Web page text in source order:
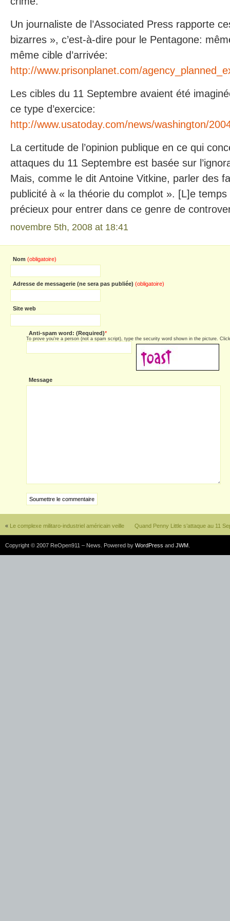
Un journaliste de l’Associated Press rapporte
bizarres », c’est-à-dire pour le Pentagone:
même cible d’arrivée:
http://www.prisonplanet.com/
Les cibles du 11 Septembre avaient été
ce type d’exercice:
http://www.usatoday.com/news/washington/
La certitude de l’opinion publique en ce qui
attaques du 11 Septembre est basée sur
Mais, comme le dit Antoine Vitkine, parler des
publicité à « la théorie du complot ». [L]e temps
précieux pour entrer dans ce genre de
novembre 5th, 2008 at 18:41
Nom (obligatoire)
Adresse de messagerie (ne sera pas publiée) (obligatoire)
Site web
Anti-spam word: (Required)*
To prove you're a person (not a spam script), type the security word shown in the picture.
Message
« Le complexe militaro-industriel américain veille Quand Penny Little s’attaque au 11
Copyright © 2007 ReOpen911 – News. Powered by WordPress and JWM